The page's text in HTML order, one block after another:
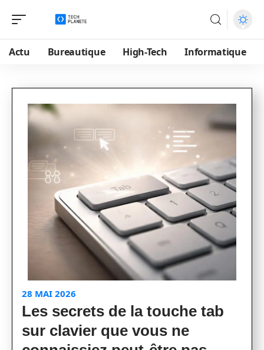
Actu Bureautique High-Tech Informatique
28 MAI 2026
Les secrets de la touche tab
sur clavier que vous ne